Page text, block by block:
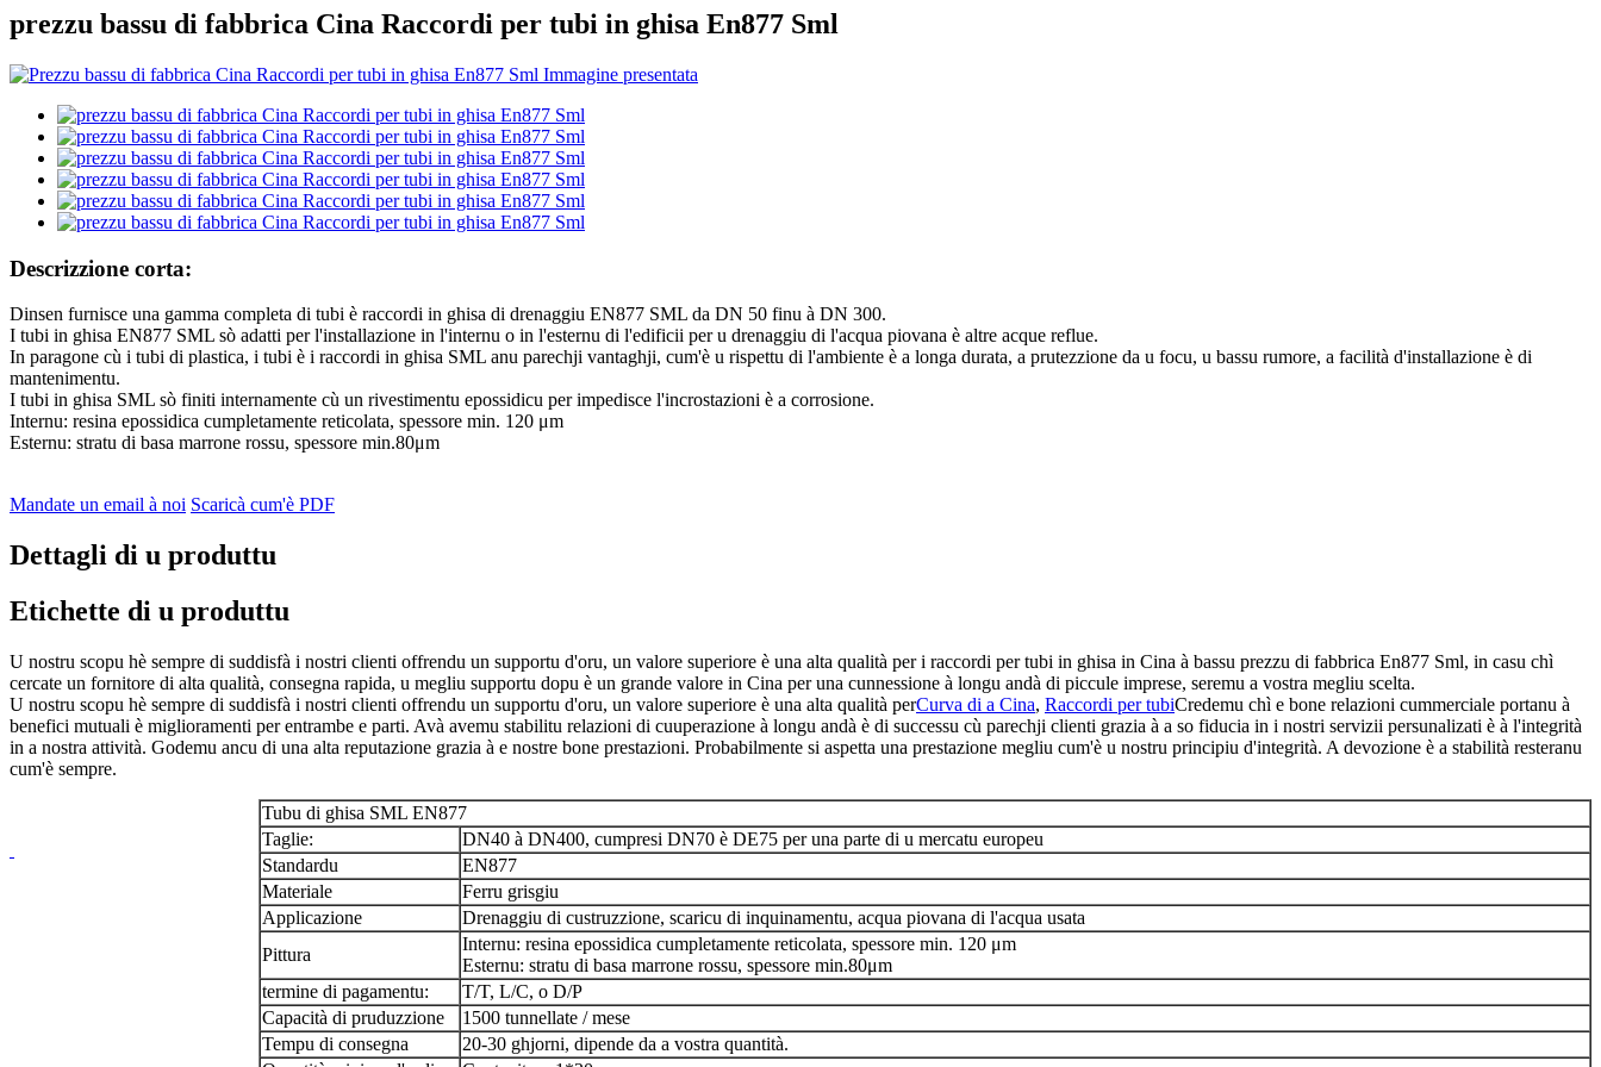
prezzu bassu di fabbrica Cina Raccordi per tubi in ghisa En877 Sml
Descrizzione corta:
Dinsen furnisce una gamma completa di tubi è raccordi in ghisa di drenaggiu EN877 SML da DN 50 finu à DN 300.
I tubi in ghisa EN877 SML sò adatti per l'installazione in l'internu o in l'esternu di l'edificii per u drenaggiu di l'acqua piovana è altre acque reflue.
In paragone cù i tubi di plastica, i tubi è i raccordi in ghisa SML anu parechji vantaghji, cum'è u rispettu di l'ambiente è a longa durata, a prutezzione da u focu, u bassu rumore, a facilità d'installazione è di
mantenimentu.
I tubi in ghisa SML sò finiti internamente cù un rivestimentu epossidicu per impedisce l'incrostazioni è a corrosione.
Internu: resina epossidica cumpletamente reticolata, spessore min. 120 μm
Esternu: stratu di basa marrone rossu, spessore min.80μm
Mandate un email à noi Scaricà cum'è PDF
Dettagli di u produttu
Etichette di u produttu
U nostru scopu hè sempre di suddisfà i nostri clienti offrendu un supportu d'oru, un valore superiore è una alta qualità per i raccordi per tubi in ghisa in Cina à bassu prezzu di fabbrica En877 Sml, in casu chì
cercate un fornitore di alta qualità, consegna rapida, u megliu supportu dopu è un grande valore in Cina per una cunnessione à longu andà di piccule imprese, seremu a vostra megliu scelta.
U nostru scopu hè sempre di suddisfà i nostri clienti offrendu un supportu d'oru, un valore superiore è una alta qualità perCurva di a Cina, Raccordi per tubiCredemu chì e bone relazioni cummerciale portanu à
benefici mutuali è miglioramenti per entrambe e parti. Avà avemu stabilitu relazioni di cuuperazione à longu andà è di successu cù parechji clienti grazia à a so fiducia in i nostri servizii persunalizati è à l'integrità
in a nostra attività. Godemu ancu di una alta reputazione grazia à e nostre bone prestazioni. Probabilmente si aspetta una prestazione megliu cum'è u nostru principiu d'integrità. A devozione è a stabilità resteranu
cum'è sempre.
Tubu di ghisa SML EN877
Taglie:
DN40 à DN400, cumpresi DN70 è DE75 per una parte di u mercatu europeu
Standardu
EN877
Materiale
Ferru grisgiu
Applicazione
Drenaggiu di custruzzione, scaricu di inquinamentu, acqua piovana di l'acqua usata
Pittura
Internu: resina epossidica cumpletamente reticolata, spessore min. 120 μm
Esternu: stratu di basa marrone rossu, spessore min.80μm
termine di pagamentu:
T/T, L/C, o D/P
Capacità di pruduzzione
1500 tunnellate / mese
Tempu di consegna
20-30 ghjorni, dipende da a vostra quantità.